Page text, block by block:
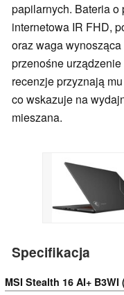
papilarnych. Bateria o
internetowa IR FHD,
oraz waga
przenośne
recenzje przyznają
co wskazuje na
mieszana.
Specifikacja
MSI Stealth 16 AI+ B3WI